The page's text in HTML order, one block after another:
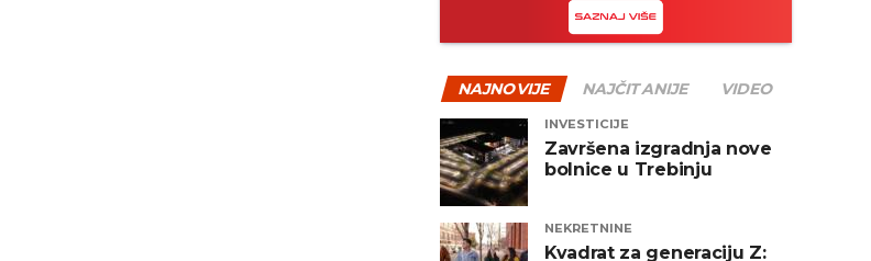
NAJNOVIJE NAJČITANIJE VIDEO
INVESTICIJE
Završena izgradnja nove
bolnice u Trebinju
NEKRETNINE
Kvadrat za generaciju Z: